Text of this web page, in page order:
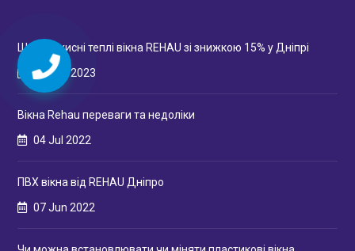
Шумозахисні теплі вікна REHAU зі знижкою 15% у Дніпрі
16 Mar 2023
Вікна Rehau переваги та недоліки
04 Jul 2022
ПВХ вікна від REHAU Дніпро
07 Jun 2022